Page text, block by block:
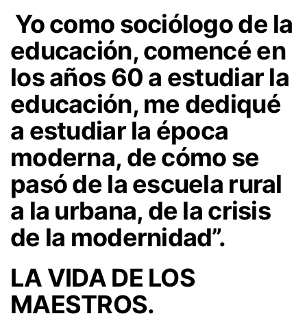
Yo como sociólogo de la
educación, comencé en
los años 60 a estudiar la
educación, me dediqué
a estudiar la época
moderna, de cómo se
pasó de la escuela rural
a la urbana, de la crisis
de la modernidad”.
LA VIDA DE LOS
MAESTROS.